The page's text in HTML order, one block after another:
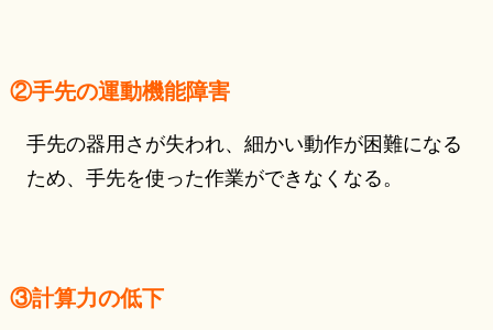
②手先の運動機能障害
手先の器用さが失われ、細かい動作が困難になる
ため、手先を使った作業ができなくなる。
③計算力の低下